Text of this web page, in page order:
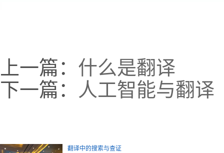
上一篇： 什么是翻译
下一篇：
人工智能与翻译
翻译中的搜索与查证